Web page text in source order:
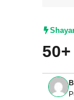
50+